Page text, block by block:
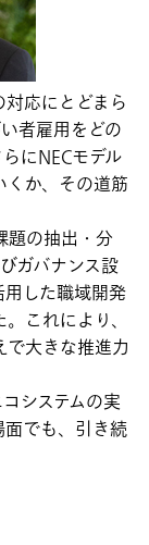
応にとどまら
者雇用をどの
にNECモデル
くか、その道筋
題の抽出・分
ガバナンス設
した職域開発
これにより、
大きな推進力
システムの実
でも、引き続